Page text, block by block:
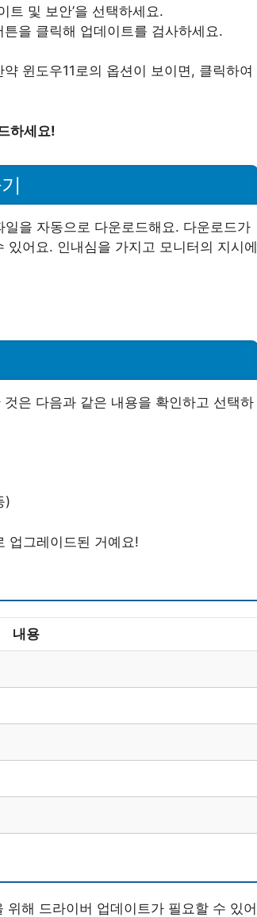
트 및 보안’을 선택하세요.
튼을 클릭해 업데이트를 검사하세요.
윈도우11로의 옵션이 보이면, 클릭하여
하세요!
을 자동으로 다운로드해요. 다운로드가
어요. 인내심을 가지고 모니터의 지시에
은 다음과 같은 내용을 확인하고 선택하
)
업그레이드된 거예요!
내용
위해 드라이버 업데이트가 필요할 수 있어